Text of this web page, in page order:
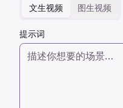
文生视频 图生视频
提示词